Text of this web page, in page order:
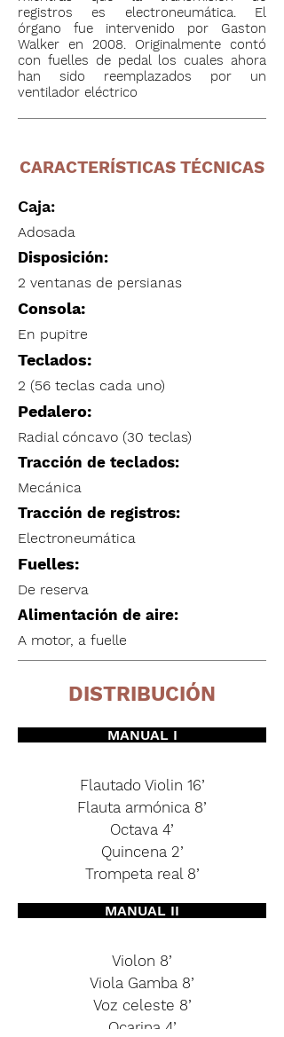
registros es electroneumática. El
órgano fue intervenido por Gaston
Walker en 2008. Originalmente contó
con fuelles de pedal los cuales ahora
han sido reemplazados por un
ventilador eléctrico
CARACTERÍSTICAS TÉCNICAS
Caja:
Adosada
Disposición:
2 ventanas de persianas
Consola:
En pupitre
Teclados:
2 (56 teclas cada uno)
Pedalero:
Radial cóncavo (30 teclas)
Tracción de teclados:
Mecánica
Tracción de registros:
Electroneumática
Fuelles:
De reserva
Alimentación de aire:
A motor, a fuelle
DISTRIBUCIÓN
MANUAL I
Flautado Violin 16’
Flauta armónica 8’
Octava 4’
Quincena 2’
Trompeta real 8’
MANUAL II
Violon 8’
Viola Gamba 8’
Voz celeste 8’
Ocarina 4’